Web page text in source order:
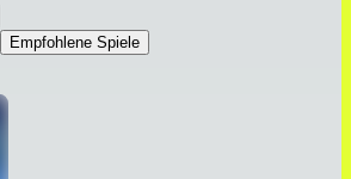
Empfohlene Spiele